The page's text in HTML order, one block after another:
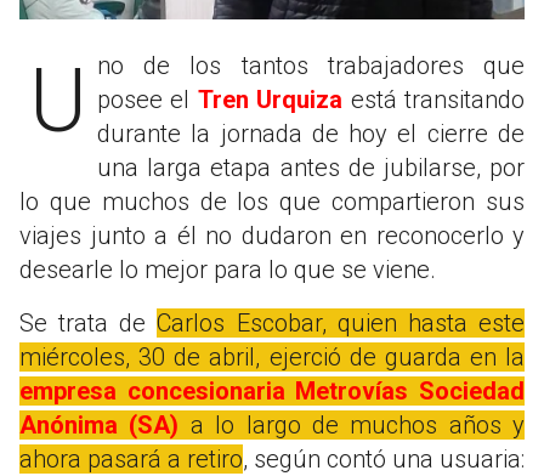
Uno de los tantos trabajadores que posee el Tren Urquiza está transitando
durante la jornada de hoy el cierre de
una larga etapa antes de jubilarse, por
lo que muchos de los que compartieron sus
viajes junto a él no dudaron en reconocerlo y
desearle lo mejor para lo que se viene.
Se trata deCarlos Escobar, quien hasta este
miércoles, 30 de abril, ejerció de guarda en la
empresa concesionaria Metrovías Sociedad
Anónima (SA) a lo largo de muchos años y
ahora pasará a retiro, según contó una usuaria: